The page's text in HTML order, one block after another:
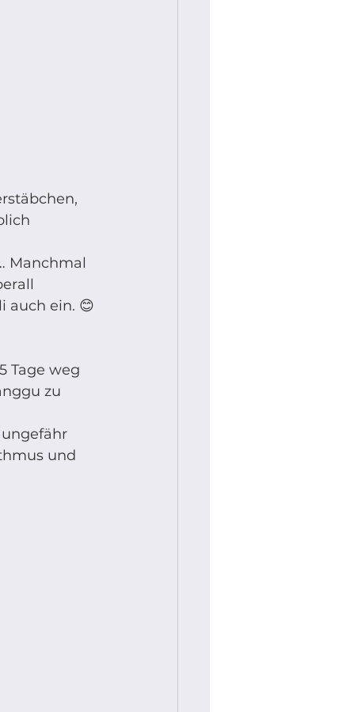
Manchmal
auch ein. 😊
Tage weg
zu
und